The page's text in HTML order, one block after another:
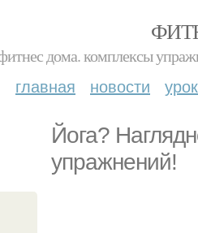
дома. комплексы
главная новости
Йога?
упражнений!